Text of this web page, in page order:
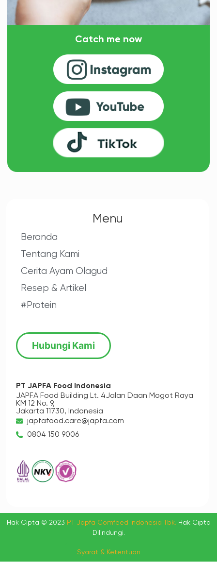
Catch me now
Menu
Beranda
Tentang Kami
Cerita Ayam Olagud
Resep & Artikel
#Protein
Hubungi Kami
PT JAPFA Food Indonesia
JAPFA Food Building Lt. 4Jalan Daan Mogot Raya
KM 12 No. 9,
Jakarta 11730, Indonesia
japfafood.care@japfa.com
0804 150 9006
Hak Cipta © 2023 PT Japfa Comfeed Indonesia Tbk. Hak Cipta
Dilindungi.
Syarat & Ketentuan